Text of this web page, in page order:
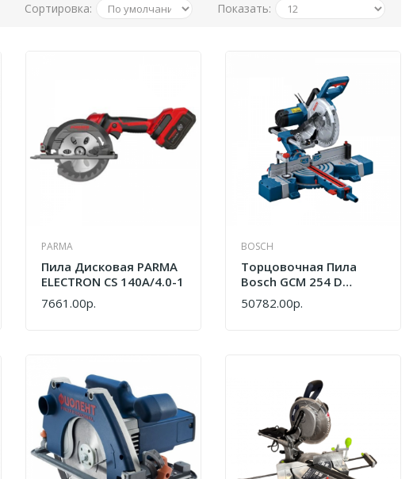
Сортировка: Показать:
PARMA
Пила Дисковая PARMA
ELECTRON CS 140A/4.0-1
7661.00р.
КУПИТЬ
BOSCH
Торцовочная Пила
Bosch GCM 254 D
0601B53000
50782.00р.
КУПИТЬ